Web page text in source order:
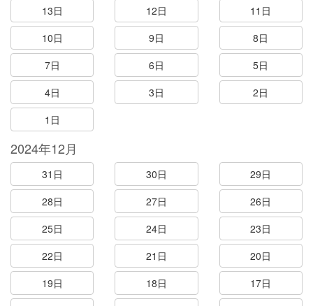
13日
12日
11日
10日
9日
8日
7日
6日
5日
4日
3日
2日
1日
2024年12月
31日 30日
29日
28日
27日
26日
25日
24日
23日
22日
21日
20日
19日
18日
17日